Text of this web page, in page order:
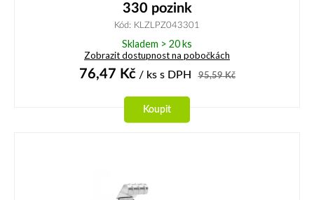
330 pozink
Kód: KLZLPZ043301
Skladem > 20 ks
Zobrazit dostupnost na pobočkách
76,47 Kč/ ks s DPH 95,59Kč
Koupit